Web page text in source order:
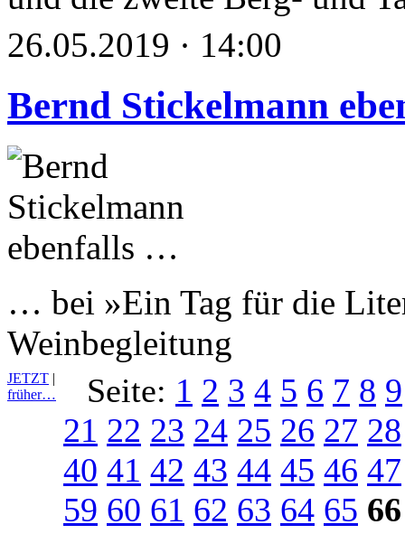
26.05.2019 · 14:00
Bernd Stickelmann
… bei »Ein Tag für die
Weinbegleitung
JETZT |
früher…
Seite: 1 2 3 4 5 6 7 8 9
21 22 23 24 25 26 27 28
40 41 42 43 44 45 46 47
59 60 61 62 63 64 65 66